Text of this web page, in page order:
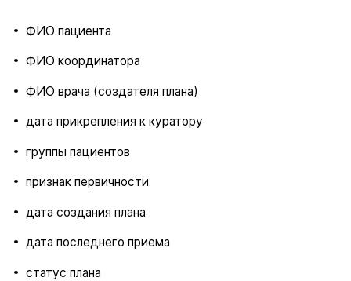
ФИО пациента
ФИО координатора
ФИО врача (создателя плана)
дата прикрепления к куратору
группы пациентов
признак первичности
дата создания плана
дата последнего приема
статус плана